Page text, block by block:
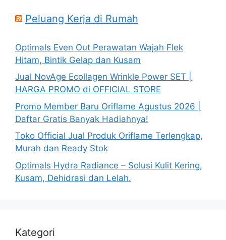
Peluang Kerja di Rumah
Optimals Even Out Perawatan Wajah Flek
Hitam, Bintik Gelap dan Kusam
Jual NovAge Ecollagen Wrinkle Power SET |
HARGA PROMO di OFFICIAL STORE
Promo Member Baru Oriflame Agustus 2026 |
Daftar Gratis Banyak Hadiahnya!
Toko Official Jual Produk Oriflame Terlengkap,
Murah dan Ready Stok
Optimals Hydra Radiance – Solusi Kulit Kering,
Kusam, Dehidrasi dan Lelah.
Kategori